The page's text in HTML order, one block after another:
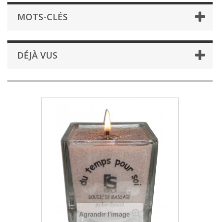
MOTS-CLÉS
DÉJÀ VUS
Agrandir l'image